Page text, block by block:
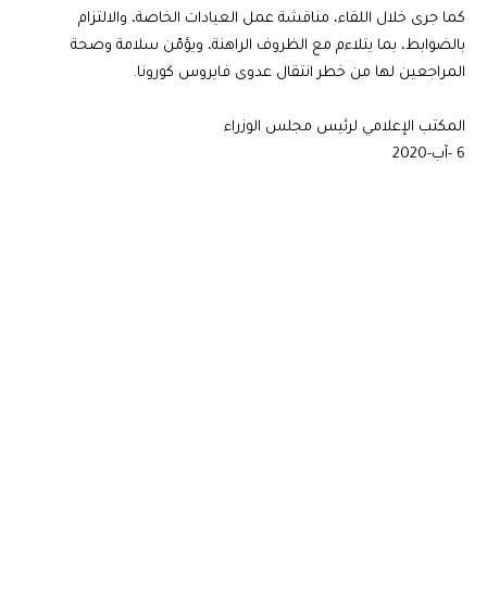
كما جرى خلال اللقاء، مناقشة عمل العيادات الخاصة، والالتزام
بالضوابط، بما يتلاءم مع الظروف الراهنة، ويؤمّن سلامة وصحة
المراجعين لها من خطر انتقال عدوى فايروس كورونا.
المكتب الإعلامي لرئيس مجلس الوزراء
6 -آب-2020